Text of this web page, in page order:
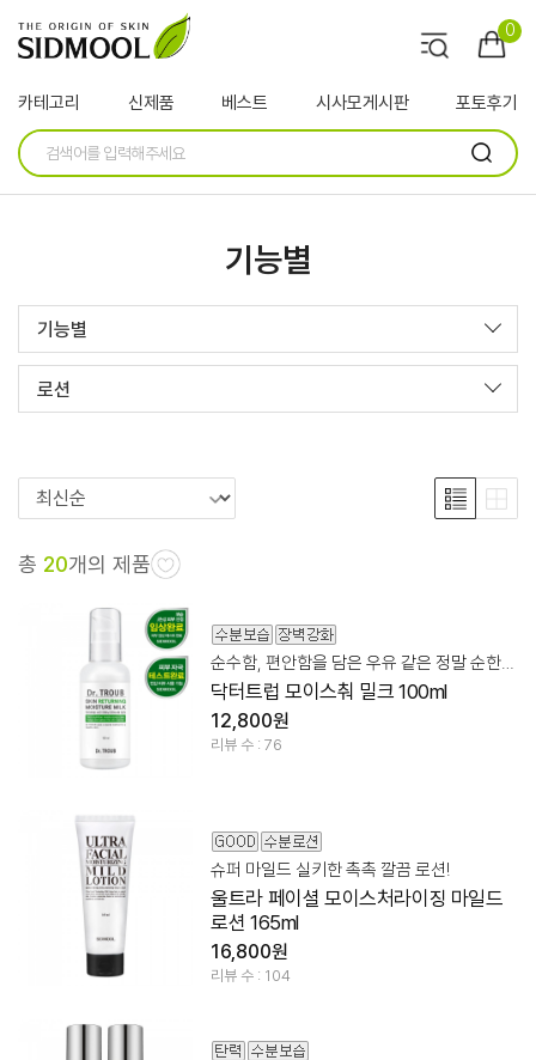
0
카테고리 신제품 베스트 시사모게시판 포토후기
기능별
기능별
로션
총 20개의 제품
순수함, 편안함을 담은 우유 같은 정말 순한 보습제
닥터트럽 모이스춰 밀크 100ml
12,800원
리뷰 수 : 76
슈퍼 마일드 실키한 촉촉 깔끔 로션!
울트라 페이셜 모이스처라이징 마일드
로션 165ml
16,800원
리뷰 수 : 104